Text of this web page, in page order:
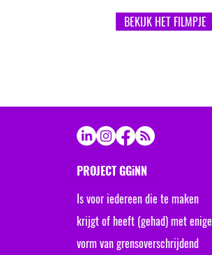
BEKIJK HET FILMPJE
PROJECT GGiNN
Is voor iedereen die te maken
krijgt of heeft (gehad) met enige
vorm van grensoverschrijdend